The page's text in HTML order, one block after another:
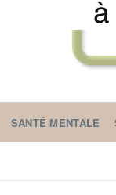
SANTÉ MENTALE